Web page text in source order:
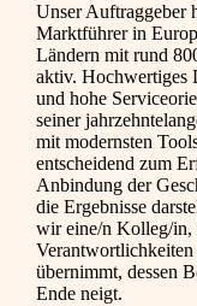
Unser Auftraggeber
Marktführer in
Ländern mit rund
aktiv. Hochwertiges
und hohe
seiner
mit modernsten
entscheidend zum
Anbindung der
die Ergebnisse
wir eine/n Kolleg/in,
übernimmt, dessen
Ende neigt.